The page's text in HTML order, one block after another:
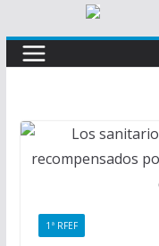
1ª RFEF